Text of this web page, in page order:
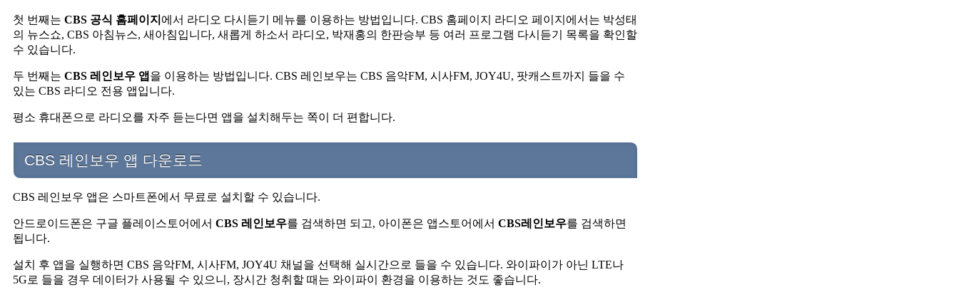
첫 번째는 CBS 공식 홈페이지 에서 라디오 다시듣기 메뉴를 이용하는 방법입니다. CBS 홈페이지 라디오 페이지에서는 박성태
의 뉴스쇼, CBS 아침뉴스, 새아침입니다, 새롭게 하소서 라디오, 박재홍의 한판승부 등 여러 프로그램 다시듣기 목록을 확인할
수 있습니다.
두 번째는 CBS 레인보우 앱 을 이용하는 방법입니다. CBS 레인보우는 CBS 음악FM, 시사FM, JOY4U, 팟캐스트까지 들을 수
있는 CBS 라디오 전용 앱입니다.
평소 휴대폰으로 라디오를 자주 듣는다면 앱을 설치해두는 쪽이 더 편합니다.
CBS 레인보우 앱 다운로드
CBS 레인보우 앱은 스마트폰에서 무료로 설치할 수 있습니다.
안드로이드폰은 구글 플레이스토어에서 CBS 레인보우를 검색하면 되고, 아이폰은 앱스토어에서 CBS레인보우를 검색하면
됩니다.
설치 후 앱을 실행하면 CBS 음악FM, 시사FM, JOY4U 채널을 선택해 실시간으로 들을 수 있습니다. 와이파이가 아닌 LTE나
5G로 들을 경우 데이터가 사용될 수 있으니, 장시간 청취할 때는 와이파이 환경을 이용하는 것도 좋습니다.